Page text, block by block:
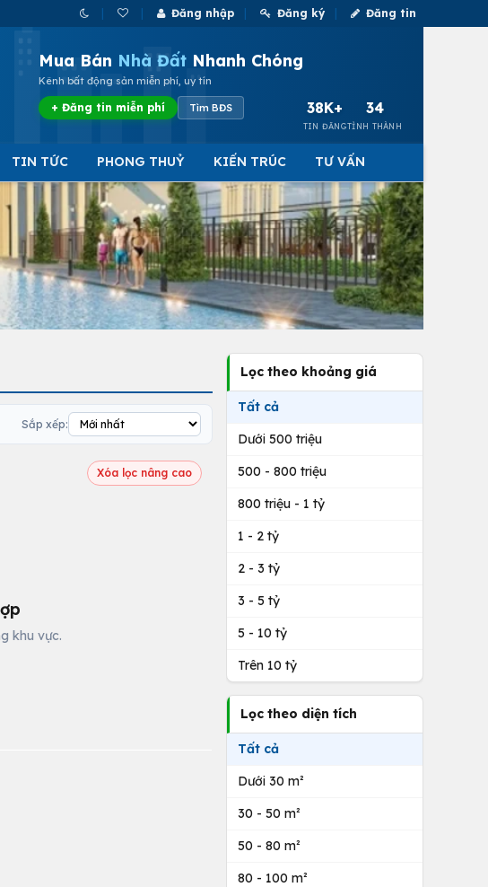
Đăng nhập Đăng ký Đăng tin
Mua Bán Nhà Đất Nhanh Chóng
Kênh bất động sản miễn phí, uy tín
+ Đăng tin miễn phí Tìm BĐS 38K+
TIN ĐĂNG
34
TỈNH THÀNH
TIN TỨC PHONG THUỶ KIẾN TRÚC TƯ VẤN
Sắp xếp:
Xóa lọc nâng cao
khu vực.
Lọc theo khoảng giá
Tất cả
Dưới 500 triệu
500 - 800 triệu
800 triệu - 1 tỷ
1 - 2 tỷ
2 - 3 tỷ
3 - 5 tỷ
5 - 10 tỷ
Trên 10 tỷ
Lọc theo diện tích
Tất cả
Dưới 30 m²
30 - 50 m²
50 - 80 m²
80 - 100 m²